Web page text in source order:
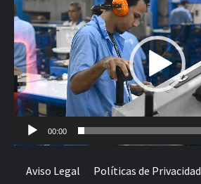
de
vídeo
00:00
Aviso Legal Políticas de Privacidad